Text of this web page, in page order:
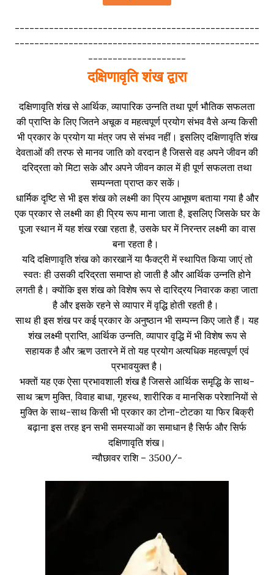
--------------------------------------------------
--------------------------------------------------
--------------------
दक्षिणावृति शंख द्वारा
दक्षिणावृति शंख से आर्थिक, व्यापारिक उन्नति तथा पूर्ण भौतिक सफलता
की प्राप्ति के लिए जितने अचूक व महत्वपूर्ण प्रयोग संभव वैसे अन्य किसी
भी प्रकार के प्रयोग या मंत्र जप से संभव नहीं। इसलिए दक्षिणावृति शंख
देवताओं की तरफ से मानव जाति को वरदान है जिससे वह अपने जीवन की
दरिद्रता को मिटा सके और अपने जीवन काल में ही पूर्ण सफलता तथा
सम्पन्नता प्राप्त कर सकें।
धार्मिक दृष्टि से भी इस शंख को लक्ष्मी का प्रिय आभूषण बताया गया है और
एक प्रकार से लक्ष्मी का ही प्रिय रूप माना जाता है, इसलिए जिसके घर के
पूजा स्थान में यह शंख रखा रहता है, उसके घर में निरन्तर लक्ष्मी का वास
बना रहता है।
यदि दक्षिणावृति शंख को कारखानें या फैक्ट्री में स्थापित किया जाएं तो
स्वतः ही उसकी दरिद्रता समाप्त हो जाती है और आर्थिक उन्नति होने
लगती है। क्योंकि इस शंख को विशेष रूप से दारिद्रय निवारक कहा जाता
है और इसके रहने से व्यापार में वृद्धि होती रहती है।
साथ ही इस शंख पर कई प्रकार के अनुष्ठान भी सम्पन्न किए जाते हैं। यह
शंख लक्ष्मी प्राप्ति, आर्थिक उन्नति, व्यापार वृद्धि में भी विशेष रूप से
सहायक है और ऋण उतारने में तो यह प्रयोग अत्यधिक महत्वपूर्ण एवं
प्रभावयुक्त है।
भक्तों यह एक ऐसा प्रभावशाली शंख है जिससे आर्थिक समृद्धि के साथ-
साथ ऋण मुक्ति, विवाह बाधा, गृहस्थ, शारीरिक व मानसिक परेशानियों से
मुक्ति के साथ-साथ किसी भी प्रकार का टोना-टोटका या फिर बिक्री
बढ़ाना इस तरह इन सभी समस्याओं का समाधान है सिर्फ और सिर्फ
दक्षिणावृति शंख।
न्यौछावर राशि – 3500/-